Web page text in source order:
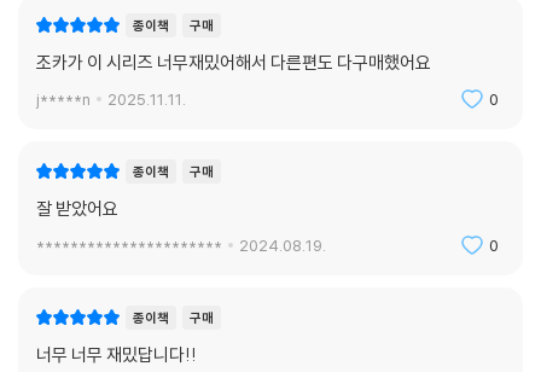
종이책 구매
조카가 이 시리즈 너무재밌어해서 다른편도 다구매했어요
j*****n 2025.11.11. 0
종이책 구매
잘 받았어요
********************** 2024.08.19. 0
종이책 구매
너무 너무 재밌답니다!!